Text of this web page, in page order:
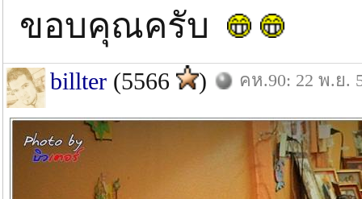
ขอบคุณครับ
billter (5566 ) คห.90: 22 พ.ย.